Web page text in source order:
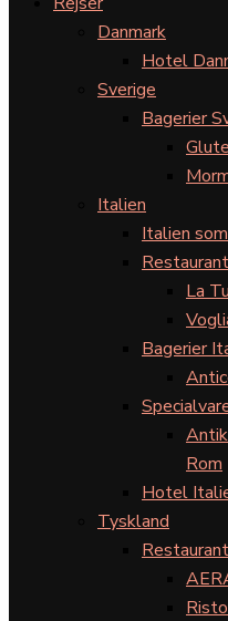
Danmark
Hotel
Sverige
Bagerier
Italien
Italien
La
Bagerier
Rom
Hotel
Tyskland